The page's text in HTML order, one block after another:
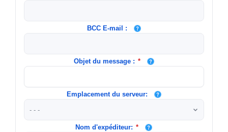
BCC E-mail :
Objet du message : *
Emplacement du serveur:
Nom d'expéditeur: *